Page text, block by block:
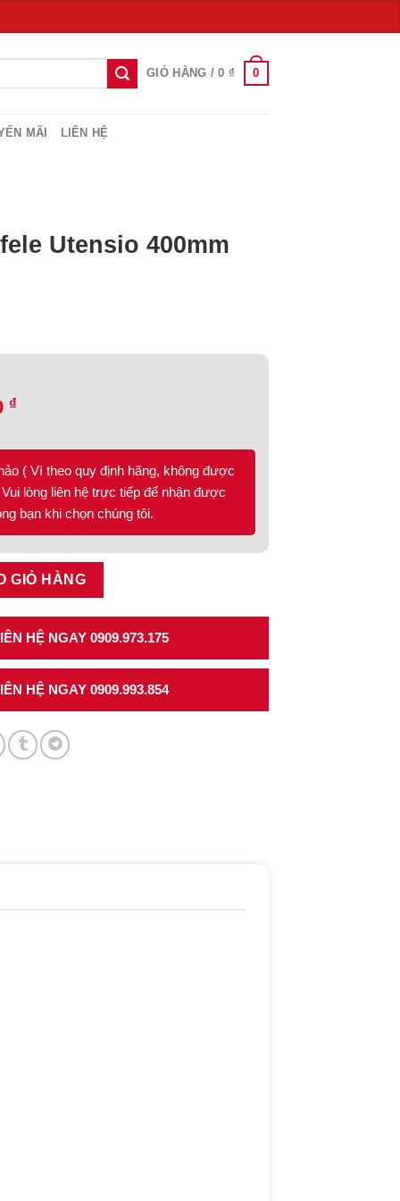
GIỎ HÀNG /0 ₫ 0
MÃI LIÊN HỆ
Utensio 400mm
₫
( Vì theo quy định hãng, không được
lòng liên hệ trực tiếp để nhận được
bạn khi chọn chúng tôi.
545.14.300 số lượng
GIỎ HÀNG
HỆ NGAY 0909.973.175
HỆ NGAY 0909.993.854